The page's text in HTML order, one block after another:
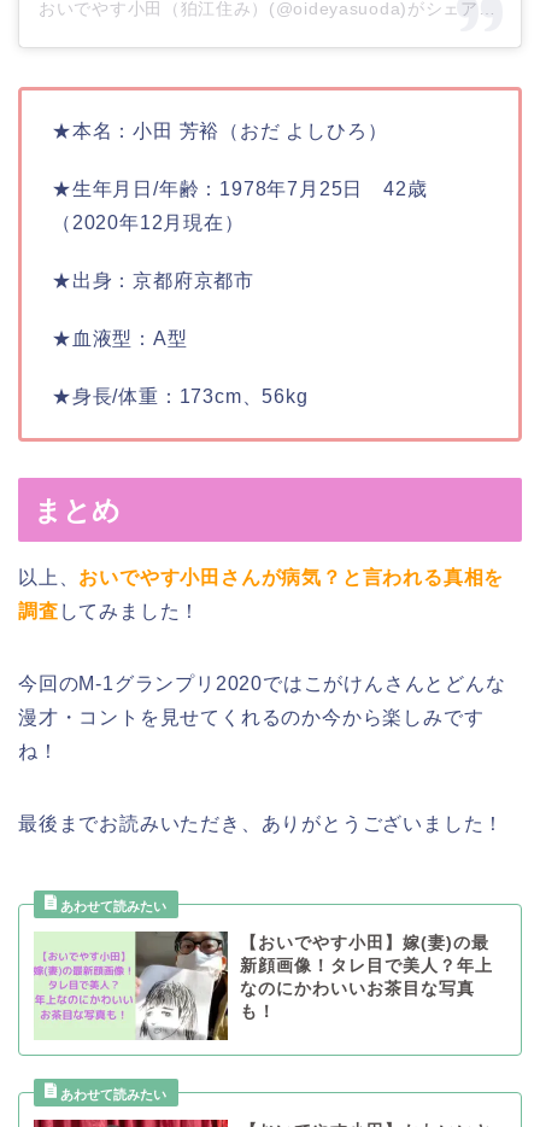
★本名：小田 芳裕（おだ よしひろ）
★生年月日/年齢：1978年7月25日 42歳
（2020年12月現在）
★出身：京都府京都市
★血液型：A型
★身長/体重：173cm、56kg
まとめ
以上、 おいでやす小田さんが病気？と言われる真相を
調査 してみました！
今回のM-1グランプリ2020ではこがけんさんとどんな
漫才・コントを見せてくれるのか今から楽しみです
ね！
最後までお読みいただき、ありがとうございました！
【おいでやす小田】嫁(妻)の最
新顔画像！タレ目で美人？年上
なのにかわいいお茶目な写真
も！